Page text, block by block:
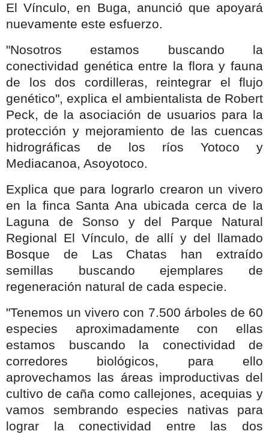
El Vínculo, en Buga, anunció que apoyará
nuevamente este esfuerzo.
"Nosotros estamos buscando la
conectividad genética entre la flora y fauna
de los dos cordilleras, reintegrar el flujo
genético", explica el ambientalista de Robert
Peck, de la asociación de usuarios para la
protección y mejoramiento de las cuencas
hidrográficas de los ríos Yotoco y
Mediacanoa, Asoyotoco.
Explica que para lograrlo crearon un vivero
en la finca Santa Ana ubicada cerca de la
Laguna de Sonso y del Parque Natural
Regional El Vínculo, de allí y del llamado
Bosque de Las Chatas han extraído
semillas buscando ejemplares de
regeneración natural de cada especie.
"Tenemos un vivero con 7.500 árboles de 60
especies aproximadamente con ellas
estamos buscando la conectividad de
corredores biológicos, para ello
aprovechamos las áreas improductivas del
cultivo de caña como callejones, acequias y
vamos sembrando especies nativas para
lograr la conectividad entre las dos